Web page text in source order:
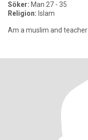
Söker: Man 27 - 35
Religion: Islam
Am a muslim and teacher